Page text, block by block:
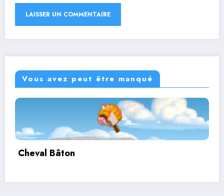
Vous avez peut être manqué